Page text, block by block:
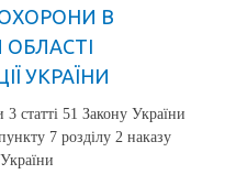
ОХОРОНИ В
ОБЛАСТІ
УКРАЇНИ
статті 51 Закону України
7 розділу 2 наказу